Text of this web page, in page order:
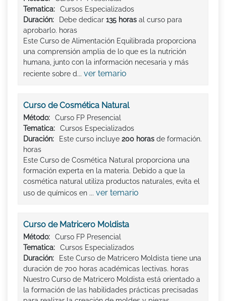
Tematica:
Cursos Especializados
Duración:
Debe dedicar 135 horas al curso para
aprobarlo. horas
Este Curso de Alimentación Equilibrada proporciona
una comprensión amplia de lo que es la nutrición
humana, junto con la información necesaria y más
reciente sobre d... ver temario
Curso de Cosmética Natural
Método:
Curso FP Presencial
Tematica:
Cursos Especializados
Duración:
Este curso incluye 200 horas de formación.
horas
Este Curso de Cosmética Natural proporciona una
formación experta en la materia. Debido a que la
cosmética natural utiliza productos naturales, evita el
uso de químicos en ... ver temario
Curso de Matricero Moldista
Método:
Curso FP Presencial
Tematica:
Cursos Especializados
Duración:
Este Curso de Matricero Moldista tiene una
duración de 700 horas académicas lectivas. horas
Nuestro Curso de Matricero Moldista está orientado a
la formación de las habilidades prácticas precisadas